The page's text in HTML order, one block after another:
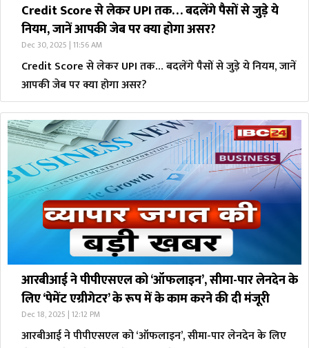
Credit Score से लेकर UPI तक… बदलेंगे पैसों से जुड़े ये
नियम, जानें आपकी जेब पर क्या होगा असर?
Dec 30, 2025 | 11:56 AM
Credit Score से लेकर UPI तक… बदलेंगे पैसों से जुड़े ये नियम, जानें
आपकी जेब पर क्या होगा असर?
आरबीआई ने पीपीएसएल को ‘ऑफलाइन’, सीमा-पार लेनदेन के
लिए ‘पेमेंट एग्रीगेटर’ के रूप में के काम करने की दी मंजूरी
Dec 18, 2025 | 12:12 PM
आरबीआई ने पीपीएसएल को ‘ऑफलाइन’, सीमा-पार लेनदेन के लिए